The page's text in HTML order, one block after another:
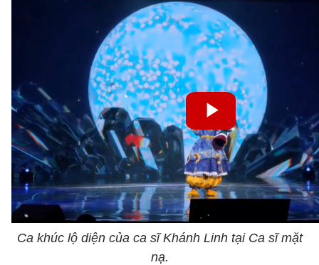
Ca khúc lộ diện của ca sĩ Khánh Linh tại Ca sĩ mặt
nạ.